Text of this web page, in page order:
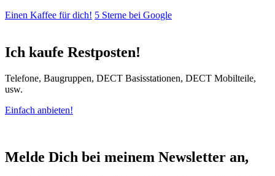
Einen Kaffee für dich! 5 Sterne bei Google
Ich kaufe Restposten!
Telefone, Baugruppen, DECT Basisstationen, DECT Mobilteile,
usw.
Einfach anbieten!
Melde Dich bei meinem Newsletter an,